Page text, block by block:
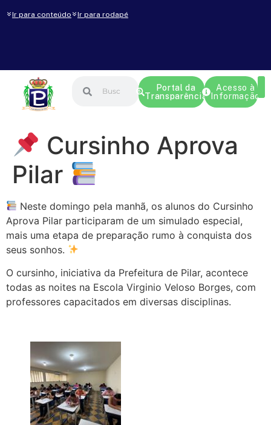
Ir para conteúdo Ir para rodapé
Portal da
Transparência
Acesso à
Informação
Cursinho Aprova
Pilar
Neste domingo pela manhã, os alunos do Cursinho
Aprova Pilar participaram de um simulado especial,
mais uma etapa de preparação rumo à conquista dos
seus sonhos.
O cursinho, iniciativa da Prefeitura de Pilar, acontece
todas as noites na Escola Virginio Veloso Borges, com
professores capacitados em diversas disciplinas.